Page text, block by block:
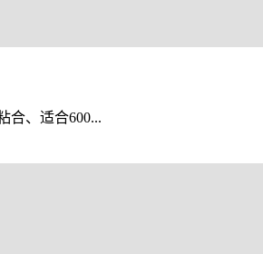
合、适合600...